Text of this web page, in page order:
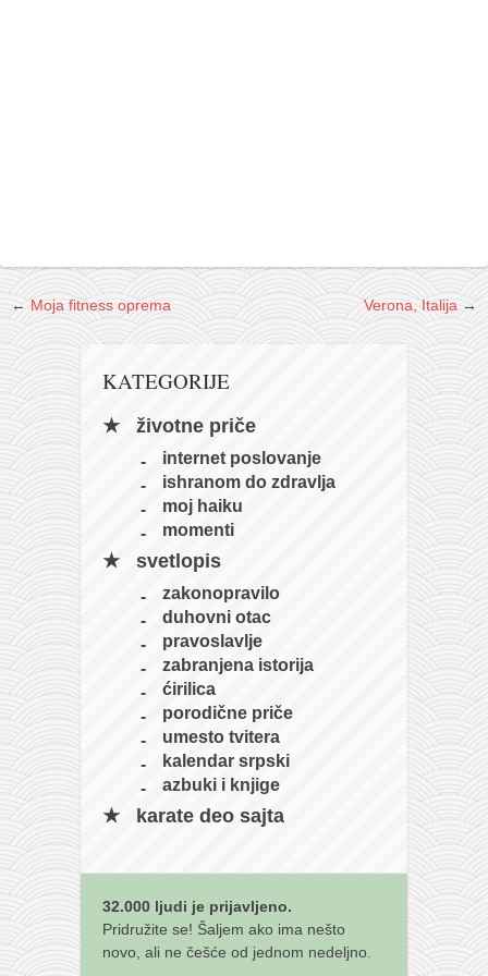
kontakt
← Moja fitness oprema Verona, Italija →
KATEGORIJE
životne priče
internet poslovanje
ishranom do zdravlja
moj haiku
momenti
svetlopis
zakonopravilo
duhovni otac
pravoslavlje
zabranjena istorija
ćirilica
porodične priče
umesto tvitera
kalendar srpski
azbuki i knjige
karate deo sajta
32.000 ljudi je prijavljeno.
Pridružite se! Šaljem ako ima nešto
novo, ali ne češće od jednom nedeljno.